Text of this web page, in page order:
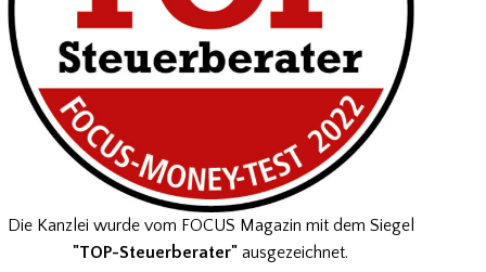
Die Kanzlei wurde vom FOCUS Magazin mit dem Siegel
"TOP-Steuerberater" ausgezeichnet.